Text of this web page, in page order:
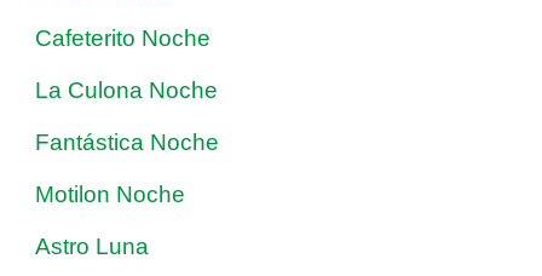
Cafeterito Noche
La Culona Noche
Fantástica Noche
Motilon Noche
Astro Luna